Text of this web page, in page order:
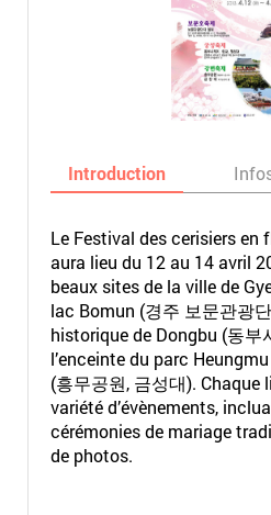
Introduction
Le Festival des cerisiers en
aura lieu du 12 au 14 avril
beaux sites de la ville de
lac Bomun (경주 보문관광
historique de Dongbu (동부
l’enceinte du parc
(흥무공원, 금성대). Chaque
variété d’évènements,
cérémonies de mariage
de photos.